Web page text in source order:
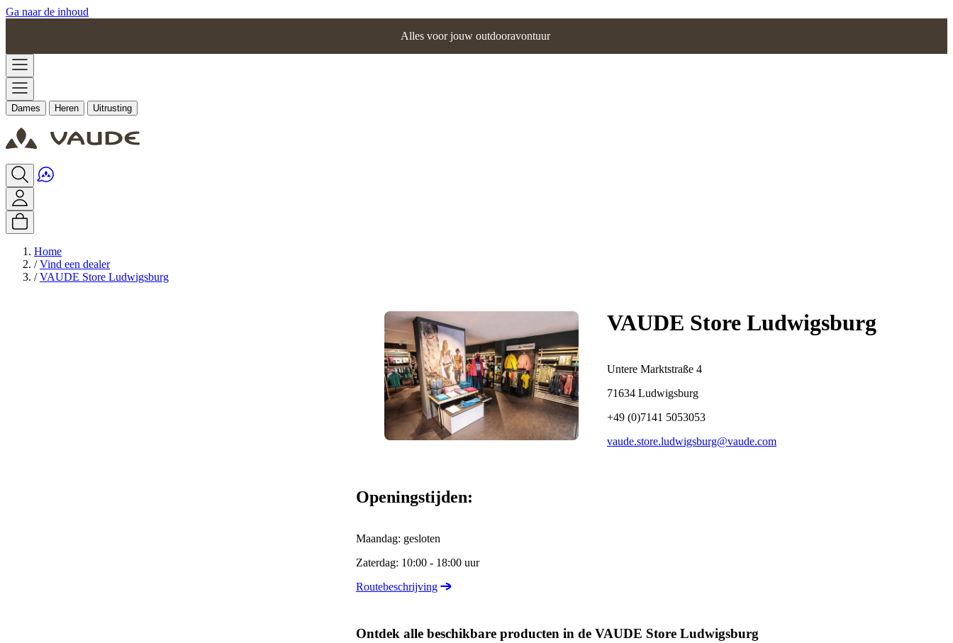
Ga naar de inhoud
Alles voor jouw outdooravontuur
Dames Heren Uitrusting
Home
/ Vind een dealer
/ VAUDE Store Ludwigsburg
VAUDE Store Ludwigsburg
Untere Marktstraße 4
71634 Ludwigsburg
+49 (0)7141 5053053
vaude.store.ludwigsburg@vaude.com
Openingstijden:
Maandag: gesloten
Zaterdag: 10:00 - 18:00 uur
Routebeschrijving
Ontdek alle beschikbare producten in de VAUDE Store Ludwigsburg